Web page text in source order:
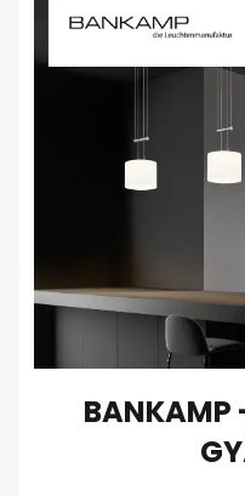
BANKAMP